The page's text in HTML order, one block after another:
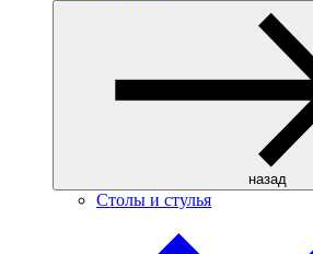
назад
Столы и стулья